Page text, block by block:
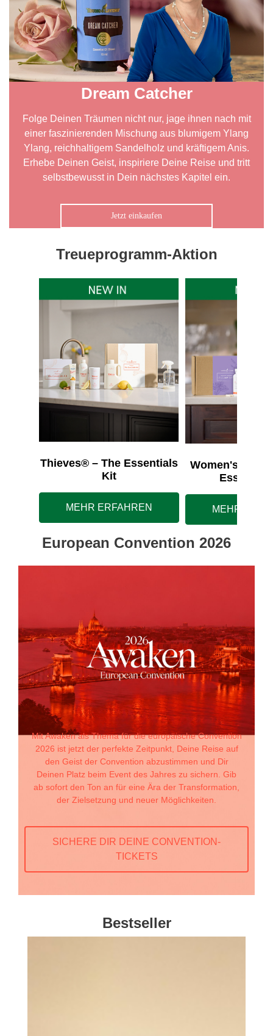
Dream Catcher
Folge Deinen Träumen nicht nur, jage ihnen nach mit
einer faszinierenden Mischung aus blumigem Ylang
Ylang, reichhaltigem Sandelholz und kräftigem Anis.
Erhebe Deinen Geist, inspiriere Deine Reise und tritt
selbstbewusst in Dein nächstes Kapitel ein.
Jetzt einkaufen
Treueprogramm-Aktion
Thieves® – The Essentials
Kit
MEHR ERFAHREN
Women's
MEHR
European Convention 2026
Mit Awaken als Thema für die europäische Convention
2026 ist jetzt der perfekte Zeitpunkt, Deine Reise auf
den Geist der Convention abzustimmen und Dir
Deinen Platz beim Event des Jahres zu sichern. Gib
ab sofort den Ton an für eine Ära der Transformation,
der Zielsetzung und neuer Möglichkeiten.
SICHERE DIR DEINE CONVENTION-
TICKETS
Bestseller